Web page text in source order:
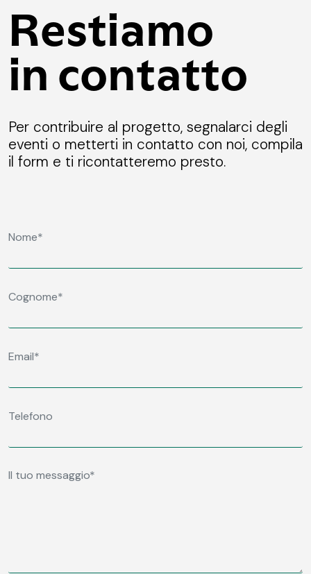
Restiamo
in contatto
Per contribuire al progetto, segnalarci degli
eventi o metterti in contatto con noi, compila
il form e ti ricontatteremo presto.